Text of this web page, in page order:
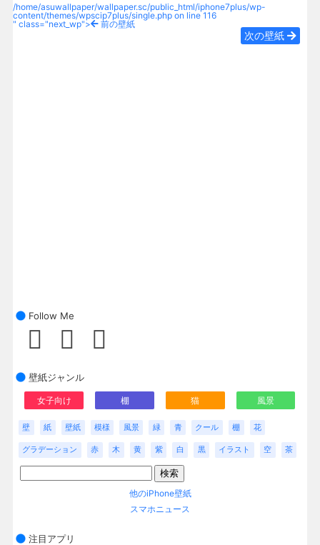
/home/asuwallpaper/wallpaper.sc/public_html/iphone7plus/wp-
content/themes/wpscip7plus/single.php on line116
" class="next_wp">
前の壁紙
次の壁紙
Follow Me
壁紙ジャンル
女子向け 棚 猫 風景
壁 紙 壁紙 模様 風景 緑 青 クール 棚 花
グラデーション 赤 木 黄 紫 白 黒 イラスト 空 茶
他のiPhone壁紙
スマホニュース
注目アプリ